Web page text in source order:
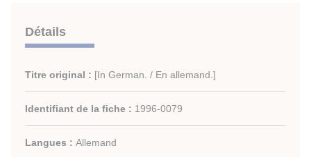
Détails
Titre original : [In German. / En allemand.]
Identifiant de la fiche : 1996-0079
Langues : Allemand